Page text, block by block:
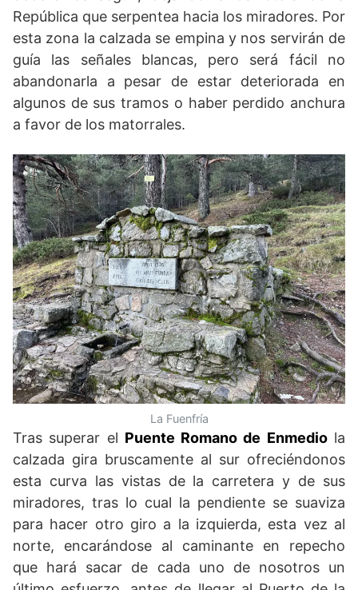
República que serpentea hacia los miradores. Por
esta zona la calzada se empina y nos servirán de
guía las señales blancas, pero será fácil no
abandonarla a pesar de estar deteriorada en
algunos de sus tramos o haber perdido anchura
a favor de los matorrales.
La Fuenfría
Tras superar el Puente Romano de Enmediola
calzada gira bruscamente al sur ofreciéndonos
esta curva las vistas de la carretera y de sus
miradores, tras lo cual la pendiente se suaviza
para hacer otro giro a la izquierda, esta vez al
norte, encarándose al caminante en repecho
que hará sacar de cada uno de nosotros un